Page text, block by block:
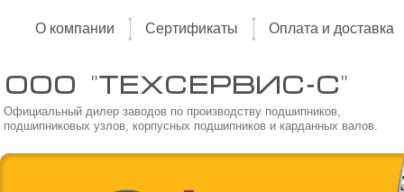
О компании Сертификаты Оплата и доставка
Официальный дилер заводов по производству подшипников,
подшипниковых узлов, корпусных подшипников и карданных валов.